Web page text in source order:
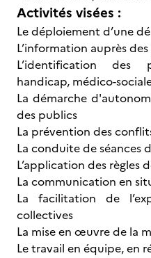
Activités visées :
Le déploiement d’une
L’information auprès
L’identification des
handicap, médico-
La démarche
des publics
La prévention des
La conduite de séances
L’application des règles
La communication en
La facilitation de
collectives
La mise en œuvre de la
Le travail en équipe, en